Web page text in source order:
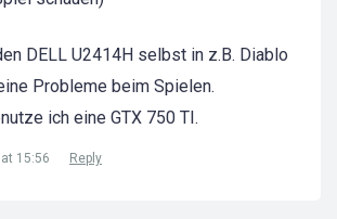
DELL U2414H selbst in z.B. Diablo
Probleme beim Spielen.
ich eine GTX 750 TI.
15:56 Reply